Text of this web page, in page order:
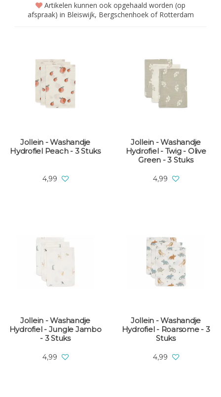
Artikelen kunnen ook opgehaald worden (op
afspraak) in Bleiswijk, Bergschenhoek of Rotterdam
Jollein - Washandje
Hydrofiel Peach - 3 Stuks
4,99
Jollein - Washandje
Hydrofiel - Twig - Olive
Green - 3 Stuks
4,99
Jollein - Washandje
Hydrofiel - Jungle Jambo
- 3 Stuks
4,99
Jollein - Washandje
Hydrofiel - Roarsome - 3
Stuks
4,99